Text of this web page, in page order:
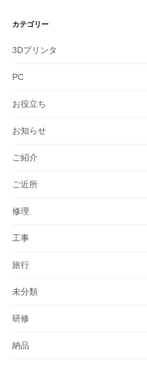
カテゴリー
3Dプリンタ
PC
お役立ち
お知らせ
ご紹介
ご近所
修理
工事
旅行
未分類
研修
納品